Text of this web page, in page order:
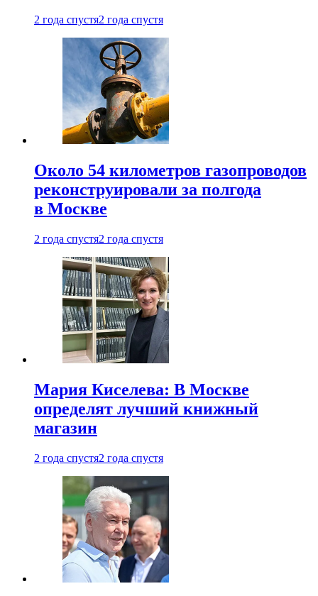
2 года спустя2 года спустя
Около 54 километров газопроводов
реконструировали за полгода
в Москве
2 года спустя2 года спустя
Мария Киселева: В Москве
определят лучший книжный
магазин
2 года спустя2 года спустя